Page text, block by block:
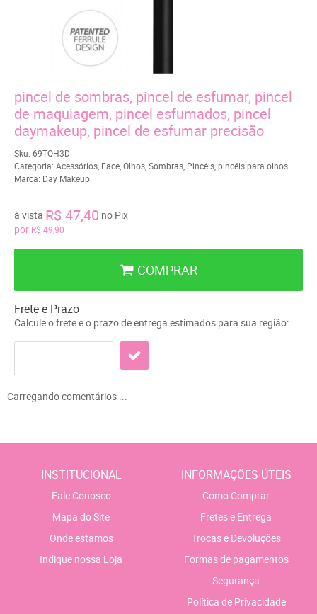
pincel de sombras, pincel de esfumar, pincel
de maquiagem, pincel esfumados, pincel
daymakeup, pincel de esfumar precisão
Sku: 69TQH3D
Categoria: Acessórios Face Olhos Sombras Pincéis pincéis para olhos
Marca: Day Makeup
por R$ 49,90
à vista R$ 47,40 no Pix
COMPRAR
Frete e Prazo
Calcule o frete e o prazo de entrega estimados para sua região:
Carregando comentários ...
INSTITUCIONAL
Fale Conosco
Mapa do Site
Onde estamos
Indique nossa Loja
INFORMAÇÕES ÚTEIS
Como Comprar
Fretes e Entrega
Trocas e Devoluções
Formas de pagamentos
Segurança
Política de Privacidade